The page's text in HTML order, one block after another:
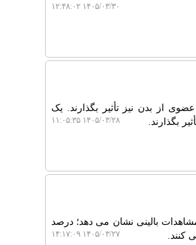
۱۴۰۵/۰۳/۳۰ ۱۲:۴۸:۰۲
از بدن نیز تأثیر بگذارند. یک
بگذارند.
۱۴۰۵/۰۳/۲۸ ۱۱:۰۵:۳۵
بالینی نشان می دهد؛ درصد
کنند.
۱۴۰۵/۰۳/۲۷ ۱۴:۱۷:۰۹